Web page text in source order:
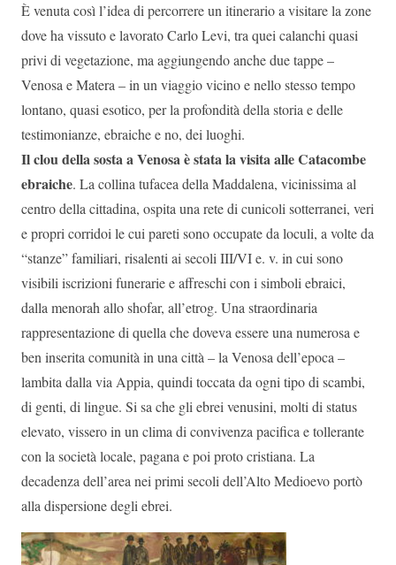
È venuta così l’idea di percorrere un itinerario a visitare la zone
dove ha vissuto e lavorato Carlo Levi, tra quei calanchi quasi
privi di vegetazione, ma aggiungendo anche due tappe –
Venosa e Matera – in un viaggio vicino e nello stesso tempo
lontano, quasi esotico, per la profondità della storia e delle
testimonianze, ebraiche e no, dei luoghi.
Il clou della sosta a Venosa è stata la visita alle Catacombe
ebraiche. La collina tufacea della Maddalena, vicinissima al
centro della cittadina, ospita una rete di cunicoli sotterranei, veri
e propri corridoi le cui pareti sono occupate da loculi, a volte da
“stanze” familiari, risalenti ai secoli III/VI e. v. in cui sono
visibili iscrizioni funerarie e affreschi con i simboli ebraici,
dalla menorah allo shofar, all’etrog. Una straordinaria
rappresentazione di quella che doveva essere una numerosa e
ben inserita comunità in una città – la Venosa dell’epoca –
lambita dalla via Appia, quindi toccata da ogni tipo di scambi,
di genti, di lingue. Si sa che gli ebrei venusini, molti di status
elevato, vissero in un clima di convivenza pacifica e tollerante
con la società locale, pagana e poi proto cristiana. La
decadenza dell’area nei primi secoli dell’Alto Medioevo portò
alla dispersione degli ebrei.